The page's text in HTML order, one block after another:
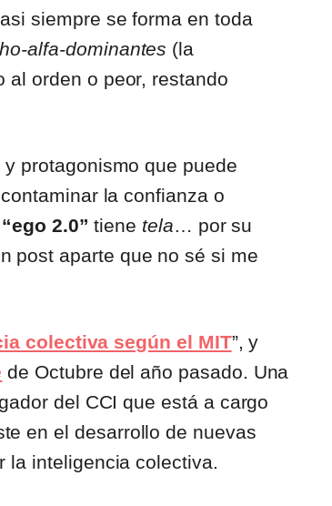
siempre se forma en toda
alfa-dominantes (la
al orden o peor, restando
protagonismo que puede
la confianza o
“ego 2.0” tiene tela… por su
post aparte que no sé si me
colectiva según el MIT”, y
de Octubre del año pasado. Una
del CCI que está a cargo
en el desarrollo de nuevas
la inteligencia colectiva.